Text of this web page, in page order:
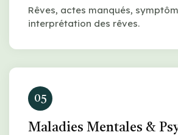
Rêves, actes manqués,
interprétation des rêves.
05
Maladies Mentales &